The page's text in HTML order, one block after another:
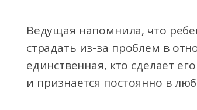
Ведущая напомнила, что
страдать из-за проблем в
единственная, кто сделает
и признается постоянно в